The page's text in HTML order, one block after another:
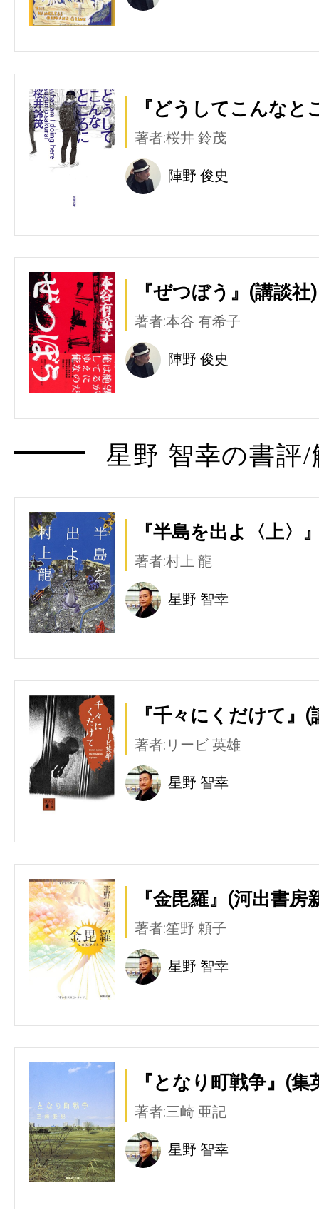
『どうしてこんなと
著者:桜井 鈴茂
陣野 俊史
『ぜつぼう』(講談社)
著者:本谷 有希子
陣野 俊史
星野 智幸の書評
『半島を出よ〈上〉
著者:村上 龍
星野 智幸
『千々にくだけて』(
著者:リービ 英雄
星野 智幸
『金毘羅』(河出書房
著者:笙野 頼子
星野 智幸
『となり町戦争』(集
著者:三崎 亜記
星野 智幸